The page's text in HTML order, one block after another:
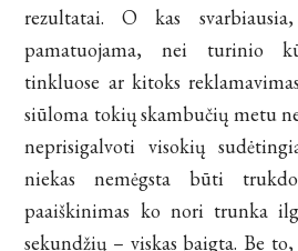
rezultatai. O kas
pamatuojama, nei turinio
tinkluose ar kitoks
siūloma tokių skambučių metu
neprisigalvoti visokių
niekas nemėgsta būti
paaiškinimas ko nori trunka
sekundžių – viskas baigta. Be